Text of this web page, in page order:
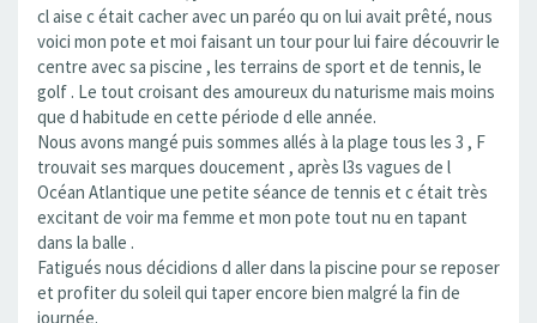
cl aise c était cacher avec un paréo qu on lui avait prêté, nous
voici mon pote et moi faisant un tour pour lui faire découvrir le
centre avec sa piscine , les terrains de sport et de tennis, le
golf . Le tout croisant des amoureux du naturisme mais moins
que d habitude en cette période d elle année.
Nous avons mangé puis sommes allés à la plage tous les 3 , F
trouvait ses marques doucement , après l3s vagues de l
Océan Atlantique une petite séance de tennis et c était très
excitant de voir ma femme et mon pote tout nu en tapant
dans la balle .
Fatigués nous décidions d aller dans la piscine pour se reposer
et profiter du soleil qui taper encore bien malgré la fin de
journée.